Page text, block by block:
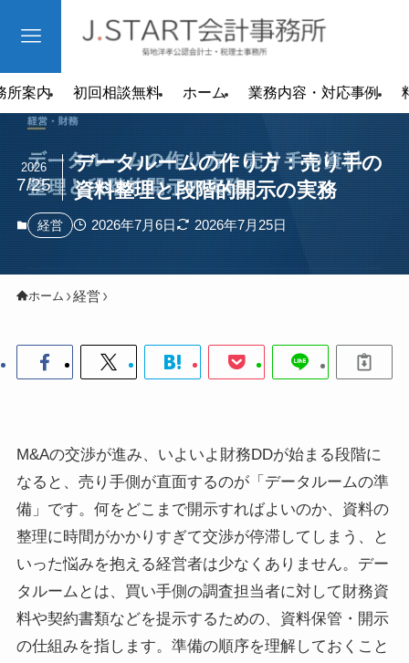
所案内 初回相談無料 ホーム 業務内容・対応事例
データルームの作り方：売り手の
資料整理と段階的開示の実務
2026
7/25
経営 2026年7月6日 2026年7月25日
ホーム 経営
M&Aの交渉が進み、いよいよ財務DDが始まる段階に
なると、売り手側が直面するのが「データルームの準
備」です。何をどこまで開示すればよいのか、資料の
整理に時間がかかりすぎて交渉が停滞してしまう、と
いった悩みを抱える経営者は少なくありません。デー
タルームとは、買い手側の調査担当者に対して財務資
料や契約書類などを提示するための、資料保管・開示
の仕組みを指します。準備の順序を理解しておくこと